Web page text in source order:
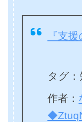
『支
タグ
作者：